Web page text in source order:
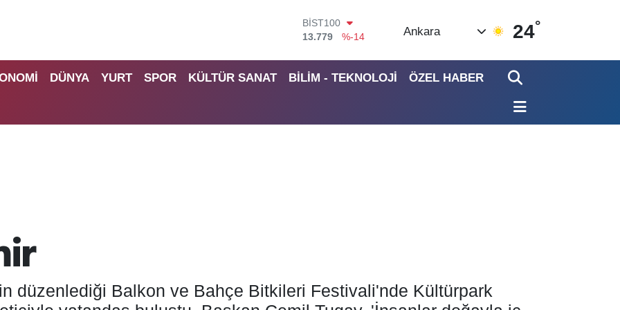
BITCOIN
64.959,79
%1.11
EURO
Ankara 24°
DÜNYA YURT SPOR KÜLTÜR SANAT BİLİM - TEKNOLOJİ ÖZEL HABER
düzenlediği Balkon ve Bahçe Bitkileri Festivali'nde Kültürpark